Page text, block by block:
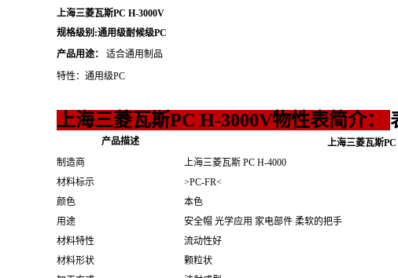
上海三菱瓦斯PC H-3000V
规格级别:通用级耐候级PC
产品用途：
适合通用制品
特性：通用级PC
上海三菱瓦斯PC H-3000V物性表简介：
产品描述 上海三菱瓦斯PC
制造商
上海三菱瓦斯 PC H-4000
材料标示
>PC-FR<
颜色
本色
用途
安全帽 光学应用 家电部件 柔软的把手
材料特性
流动性好
材料形状
颗粒状